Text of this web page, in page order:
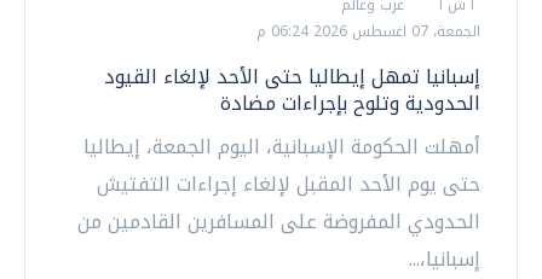
الجمعة، 07 اغسطس 2026 06:24 م
إسبانيا تمهل إيطاليا حتى الأحد لإلغاء القيود
الحدودية وتلوح بإجراءات مضادة
أمهلت الحكومة الإسبانية، اليوم الجمعة، إيطاليا
حتى يوم الأحد المقبل لإلغاء إجراءات التفتيش
الحدودي المفروضة على المسافرين القادمين من
إسبانيا،...